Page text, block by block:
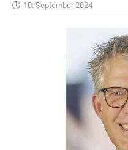
10. September 2024